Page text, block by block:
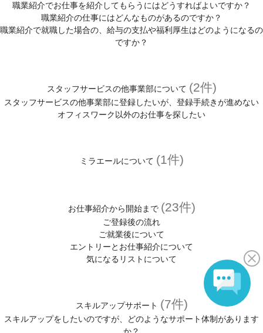
職業紹介でお仕事を紹介してもらうにはどうすればよいですか？
職業紹介の仕事にはどんなものがあるのですか？
職業紹介で就職した場合の、給与の支払や福利厚生はどのようになるの
ですか？
スタッフサービスの他事業部について (2件)
スタッフサービスの他事業部に登録したいが、登録手続きが進めない
オフィスワーク以外のお仕事を探したい
ミラエールについて (1件)
お仕事紹介から開始まで (23件)
ご登録後の流れ
ご就業後について
エントリーとお仕事紹介について
気になるリストについて
スキルアップサポート (7件)
スキルアップをしたいのですが、どのようなサポート体制があります